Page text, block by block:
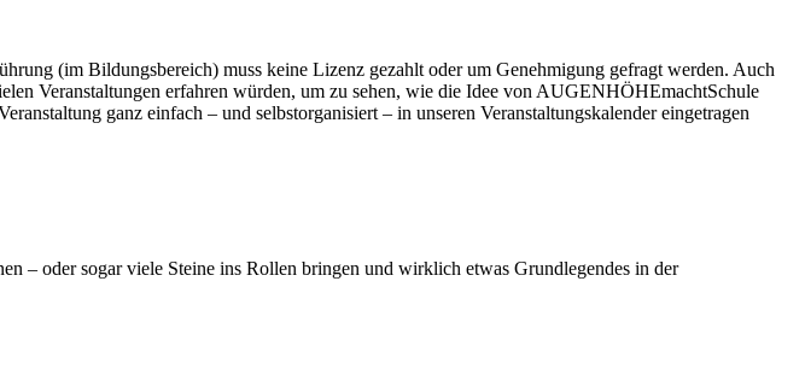
(im Bildungsbereich) muss keine Lizenz gezahlt oder um Genehmigung gefragt werden. Auch
Veranstaltungen erfahren würden, um zu sehen, wie die Idee von AUGENHÖHEmachtSchule
ganz einfach – und selbstorganisiert – in unseren Veranstaltungskalender eingetragen
– oder sogar viele Steine ins Rollen bringen und wirklich etwas Grundlegendes in der